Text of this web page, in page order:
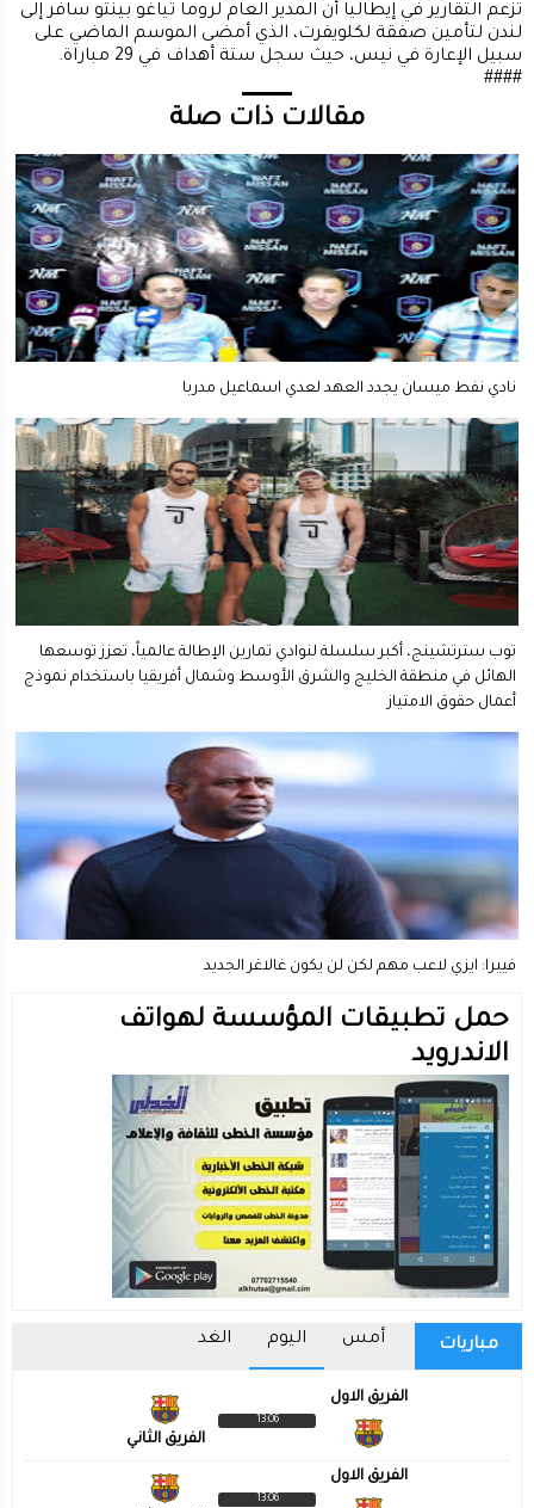
تزعم التقارير في إيطاليا أن المدير العام لروما تياغو بينتو سافر إلى
لندن لتأمين صفقة لكلويفرت، الذي أمضى الموسم الماضي على
سبيل الإعارة في نيس، حيث سجل ستة أهداف في 29 مباراة.
####
مقالات ذات صلة
نادي نفط ميسان يجدد العهد لعدي اسماعيل مدربا
توب سترتشينج، أكبر سلسلة لنوادي تمارين الإطالة عالمياً، تعزز توسعها
الهائل في منطقة الخليج والشرق الأوسط وشمال أفريقيا باستخدام نموذج
أعمال حقوق الامتياز
فييرا: ايزي لاعب مهم لكن لن يكون غالاغر الجديد
حمل تطبيقات المؤسسة لهواتف
الاندرويد
مباريات أمس اليوم الغد
الفريق الاول
13:06
الفريق الثاني
الفريق الاول
13:06